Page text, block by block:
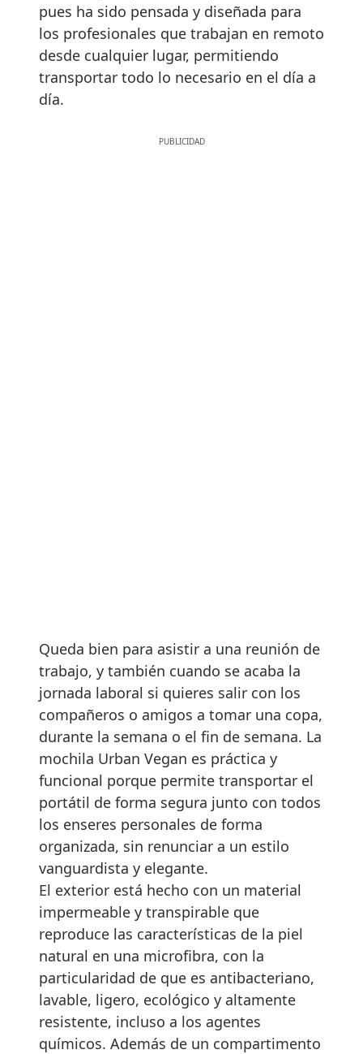
pues ha sido pensada y diseñada para
los profesionales que trabajan en remoto
desde cualquier lugar, permitiendo
transportar todo lo necesario en el día a
día.
Queda bien para asistir a una reunión de
trabajo, y también cuando se acaba la
jornada laboral si quieres salir con los
compañeros o amigos a tomar una copa,
durante la semana o el fin de semana. La
mochila Urban Vegan es práctica y
funcional porque permite transportar el
portátil de forma segura junto con todos
los enseres personales de forma
organizada, sin renunciar a un estilo
vanguardista y elegante.
El exterior está hecho con un material
impermeable y transpirable que
reproduce las características de la piel
natural en una microfibra, con la
particularidad de que es antibacteriano,
lavable, ligero, ecológico y altamente
resistente, incluso a los agentes
químicos. Además de un compartimento